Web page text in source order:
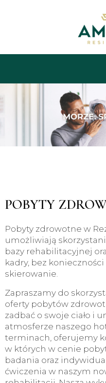
POBYTY
Pobyty zdrowotne w
umożliwiają
bazy rehabilitacyjnej
kadry, bez
skierowanie.
Zapraszamy do
oferty pobytów
zadbać o swoje ciało i
atmosferze naszego
terminach, oferujemy
w których w cenie
badania oraz
ćwiczenia w naszym